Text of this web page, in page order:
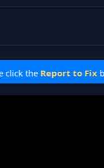
Report to Fix button